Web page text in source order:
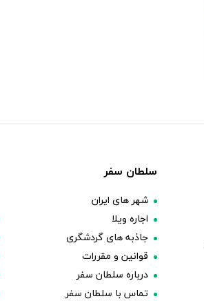
سلطان سفر
شهر های ایران
اجاره ویلا
جاذبه های گردشگری
قوانین و مقررات
درباره سلطان سفر
تماس با سلطان سفر